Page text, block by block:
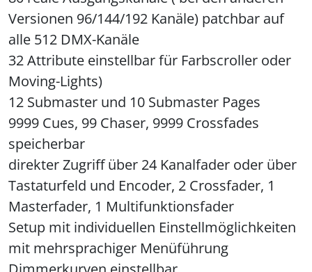
Versionen 96/144/192 Kanäle) patchbar auf
alle 512 DMX-Kanäle
32 Attribute einstellbar für Farbscroller oder
Moving-Lights)
12 Submaster und 10 Submaster Pages
9999 Cues, 99 Chaser, 9999 Crossfades
speicherbar
direkter Zugriff über 24 Kanalfader oder über
Tastaturfeld und Encoder, 2 Crossfader, 1
Masterfader, 1 Multifunktionsfader
Setup mit individuellen Einstellmöglichkeiten
mit mehrsprachiger Menüführung